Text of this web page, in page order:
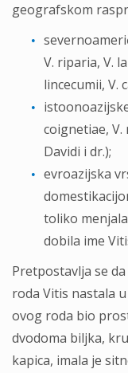
geografskom
V. riparia, V.
lincecumii, V.
coignetiae,
Davidi i dr.);
evroazijska
toliko
dobila ime
Pretpostavlja se
roda Vitis nastala
ovog roda bio
dvodoma biljka,
kapica, imala je